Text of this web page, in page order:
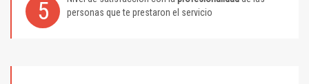
5
personas que te prestaron el servicio